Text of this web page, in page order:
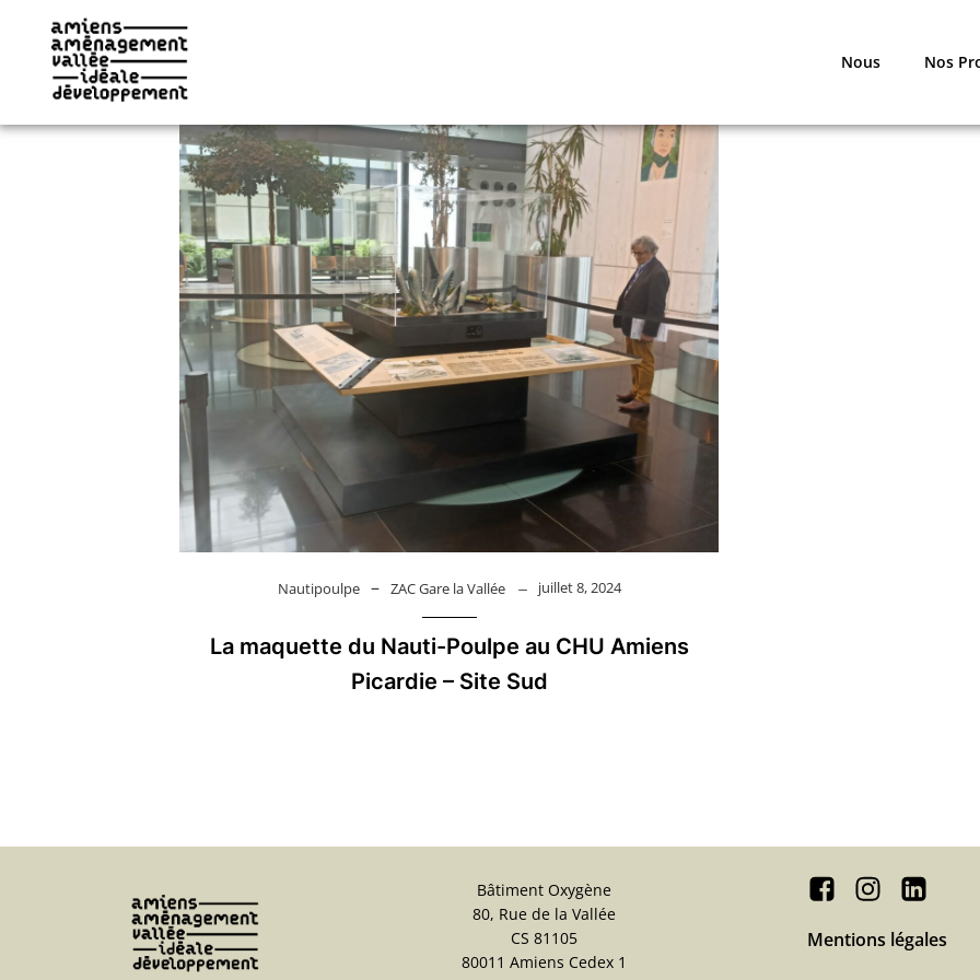
Nous Nos
Nautipoulpe – ZAC Gare la Vallée juillet 8, 2024
La maquette du Nauti-Poulpe au CHU Amiens
Picardie – Site Sud
Bâtiment Oxygène
80, Rue de la Vallée
CS 81105
80011 Amiens Cedex 1
Mentions légales